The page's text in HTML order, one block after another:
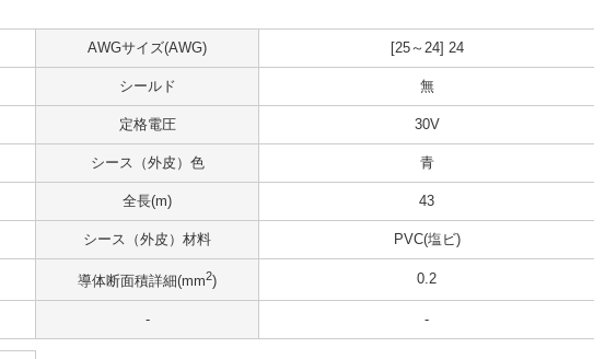
AWGサイズ(AWG) [25～24] 24
シールド 無
定格電圧 30V
シース（外皮）色 青
全長(m) 43
シース（外皮）材料 PVC(塩ビ)
導体断面積詳細(mm2) 0.2
- -